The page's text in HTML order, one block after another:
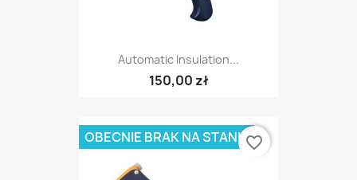
Automatic Insulation...
150,00 zł
OBECNIE BRAK NA STANIEfavorite_border